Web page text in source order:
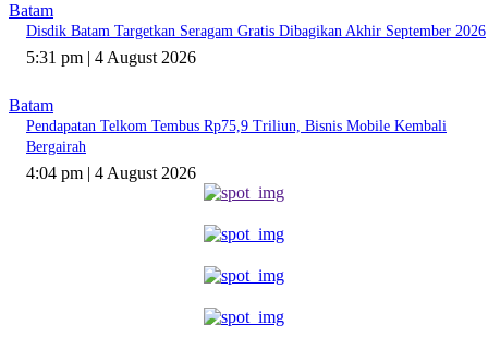
Batam
Disdik Batam Targetkan Seragam Gratis Dibagikan Akhir September 2026
5:31 pm | 4 August 2026
Batam
Pendapatan Telkom Tembus Rp75,9 Triliun, Bisnis Mobile Kembali
Bergairah
4:04 pm | 4 August 2026